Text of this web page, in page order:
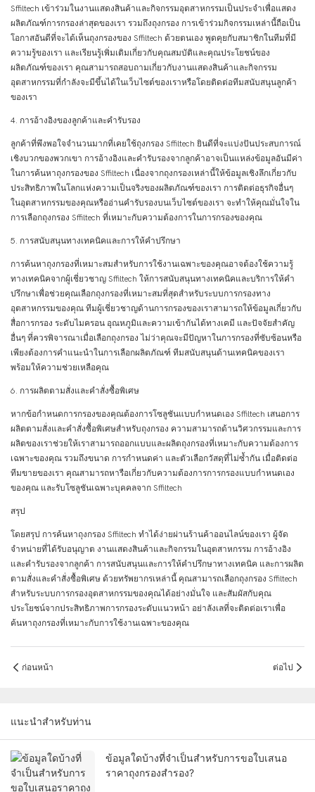
Sffiltech เข้าร่วมในงานแสดงสินค้าและกิจกรรมอุตสาหกรรมเป็นประจำเพื่อแสดง
ผลิตภัณฑ์การกรองล่าสุดของเรา รวมถึงถุงกรอง การเข้าร่วมกิจกรรมเหล่านี้ถือเป็น
โอกาสอันดีที่จะได้เห็นถุงกรองของ Sffiltech ด้วยตนเอง พูดคุยกับสมาชิกในทีมที่มี
ความรู้ของเรา และเรียนรู้เพิ่มเติมเกี่ยวกับคุณสมบัติและคุณประโยชน์ของ
ผลิตภัณฑ์ของเรา คุณสามารถสอบถามเกี่ยวกับงานแสดงสินค้าและกิจกรรม
อุตสาหกรรมที่กำลังจะมีขึ้นได้ในเว็บไซต์ของเราหรือโดยติดต่อทีมสนับสนุนลูกค้า
ของเรา
4. การอ้างอิงของลูกค้าและคำรับรอง
ลูกค้าที่พึงพอใจจำนวนมากที่เคยใช้ถุงกรอง Sffiltech ยินดีที่จะแบ่งปันประสบการณ์
เชิงบวกของพวกเขา การอ้างอิงและคำรับรองจากลูกค้าอาจเป็นแหล่งข้อมูลอันมีค่า
ในการค้นหาถุงกรองของ Sffiltech เนื่องจากถุงกรองเหล่านี้ให้ข้อมูลเชิงลึกเกี่ยวกับ
ประสิทธิภาพในโลกแห่งความเป็นจริงของผลิตภัณฑ์ของเรา การติดต่อธุรกิจอื่นๆ
ในอุตสาหกรรมของคุณหรืออ่านคำรับรองบนเว็บไซต์ของเรา จะทำให้คุณมั่นใจใน
การเลือกถุงกรอง Sffiltech ที่เหมาะกับความต้องการในการกรองของคุณ
5. การสนับสนุนทางเทคนิคและการให้คำปรึกษา
การค้นหาถุงกรองที่เหมาะสมสำหรับการใช้งานเฉพาะของคุณอาจต้องใช้ความรู้
ทางเทคนิคจากผู้เชี่ยวชาญ Sffiltech ให้การสนับสนุนทางเทคนิคและบริการให้คำ
ปรึกษาเพื่อช่วยคุณเลือกถุงกรองที่เหมาะสมที่สุดสำหรับระบบการกรองทาง
อุตสาหกรรมของคุณ ทีมผู้เชี่ยวชาญด้านการกรองของเราสามารถให้ข้อมูลเกี่ยวกับ
สื่อการกรอง ระดับไมครอน อุณหภูมิและความเข้ากันได้ทางเคมี และปัจจัยสำคัญ
อื่นๆ ที่ควรพิจารณาเมื่อเลือกถุงกรอง ไม่ว่าคุณจะมีปัญหาในการกรองที่ซับซ้อนหรือ
เพียงต้องการคำแนะนำในการเลือกผลิตภัณฑ์ ทีมสนับสนุนด้านเทคนิคของเรา
พร้อมให้ความช่วยเหลือคุณ
6. การผลิตตามสั่งและคำสั่งซื้อพิเศษ
หากข้อกำหนดการกรองของคุณต้องการโซลูชันแบบกำหนดเอง Sffiltech เสนอการ
ผลิตตามสั่งและคำสั่งซื้อพิเศษสำหรับถุงกรอง ความสามารถด้านวิศวกรรมและการ
ผลิตของเราช่วยให้เราสามารถออกแบบและผลิตถุงกรองที่เหมาะกับความต้องการ
เฉพาะของคุณ รวมถึงขนาด การกำหนดค่า และตัวเลือกวัสดุที่ไม่ซ้ำกัน เมื่อติดต่อ
ทีมขายของเรา คุณสามารถหารือเกี่ยวกับความต้องการการกรองแบบกำหนดเอง
ของคุณ และรับโซลูชันเฉพาะบุคคลจาก Sffiltech
สรุป
โดยสรุป การค้นหาถุงกรอง Sffiltech ทำได้ง่ายผ่านร้านค้าออนไลน์ของเรา ผู้จัด
จำหน่ายที่ได้รับอนุญาต งานแสดงสินค้าและกิจกรรมในอุตสาหกรรม การอ้างอิง
และคำรับรองจากลูกค้า การสนับสนุนและการให้คำปรึกษาทางเทคนิค และการผลิต
ตามสั่งและคำสั่งซื้อพิเศษ ด้วยทรัพยากรเหล่านี้ คุณสามารถเลือกถุงกรอง Sffiltech
สำหรับระบบการกรองอุตสาหกรรมของคุณได้อย่างมั่นใจ และสัมผัสกับคุณ
ประโยชน์จากประสิทธิภาพการกรองระดับแนวหน้า อย่าลังเลที่จะติดต่อเราเพื่อ
ค้นหาถุงกรองที่เหมาะกับการใช้งานเฉพาะของคุณ
ก่อนหน้า ต่อไป
แนะนำสำหรับท่าน
ข้อมูลใดบ้างที่จำเป็นสำหรับการขอใบเสนอ
ราคาถุงกรองสำรอง?